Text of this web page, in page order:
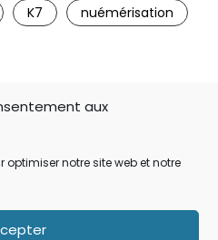
aux
notre site web et notre
K7
nuémérisation